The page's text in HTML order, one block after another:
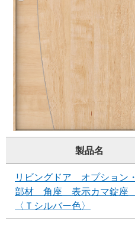
製品名
リビングドア オプション・
部材 角座 表示カマ錠座
〈Ｔシルバー色〉